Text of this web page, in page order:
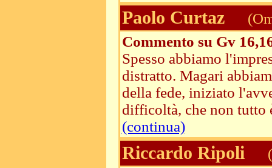
Paolo Curtaz
Commento su Gv
Spesso abbiamo
distratto. Magari
della fede, iniziato
difficoltà, che non tutto
(continua)
Riccardo Ripoli